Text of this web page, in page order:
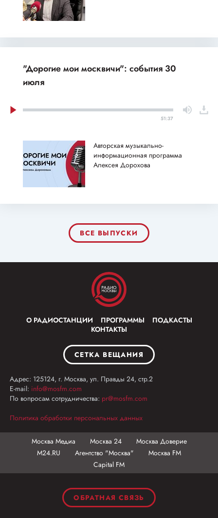
"Дорогие мои москвичи": события 30
июля
51:37
Авторская музыкально-
информационная программа
Алексея Дорохова
ВСЕ ВЫПУСКИ
О РАДИОСТАНЦИИ ПРОГРАММЫ
ПОДКАСТЫ
КОНТАКТЫ
СЕТКА ВЕЩАНИЯ
Адрес: 125124, г. Москва, ул. Правды 24, стр.2
E-mail: info@mosfm.com
По вопросам сотрудничества: pr@mosfm.com
Политика обработки персональных данных
Москва Медиа Москва 24
Москва Доверие
М24.RU
Агентство "Москва"
Москва FM
Capital FM
ОБРАТНАЯ СВЯЗЬ